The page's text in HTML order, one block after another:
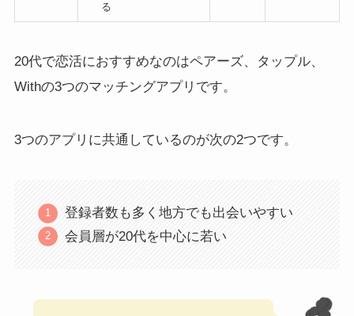
る
20代で恋活におすすめなのはペアーズ、タップル、
Withの3つのマッチングアプリです。
3つのアプリに共通しているのが次の2つです。
登録者数も多く地方でも出会いやすい
会員層が20代を中心に若い